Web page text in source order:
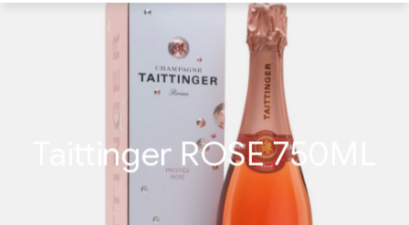
Taittinger ROSE 750ML